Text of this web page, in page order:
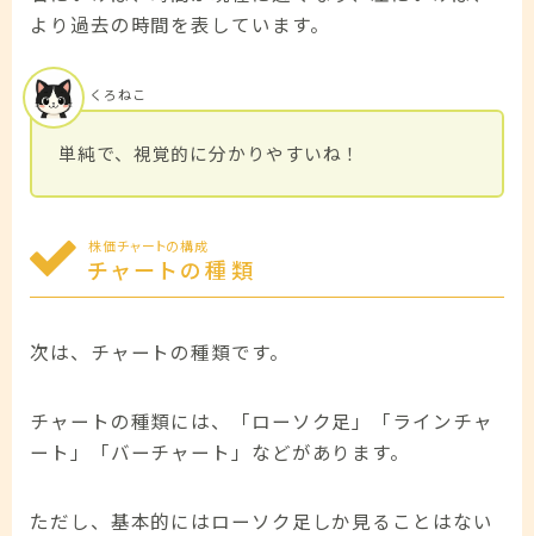
より過去の時間を表しています。
単純で、視覚的に分かりやすいね！
くろねこ
株価チャートの構成
チャートの種類
次は、チャートの種類です。
チャートの種類には、「ローソク足」「ラインチャ
ート」「バーチャート」などがあります。
ただし、基本的にはローソク足しか見ることはない